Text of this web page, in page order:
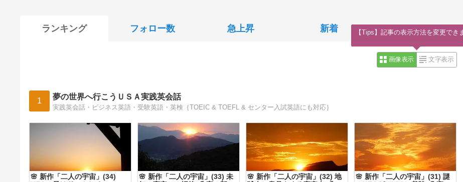
ランキング フォロー数 急上昇 新着
画像表示 文字表示
1 夢の世界へ行こうＵＳＡ実践英会話
実践英会話・ビジネス英語・受験英語・英検｛TOEIC & TOEFL & センター入試英語にも対応｝
🌸 新作「二人の宇宙」(34)
🌸 新作「二人の宇宙」(33) 未
🌸 新作「二人の宇宙」(32) 地
🌸 新作「二人の宇宙」(31) 謎
【Tips】記事の表示方法を変更でき